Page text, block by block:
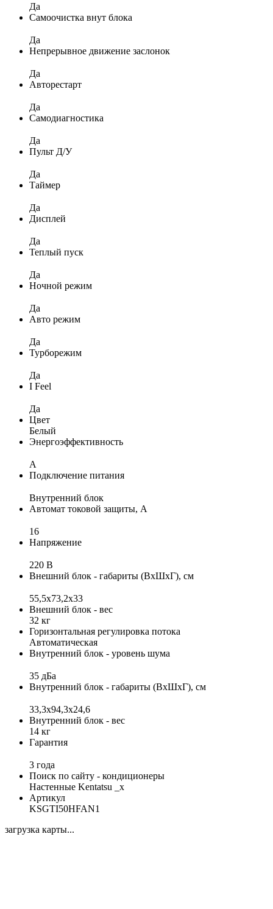
Да
Самоочистка внут блока
Да
Непрерывное движение заслонок
Да
Авторестарт
Да
Самодиагностика
Да
Пульт Д/У
Да
Таймер
Да
Дисплей
Да
Теплый пуск
Да
Ночной режим
Да
Авто режим
Да
Турборежим
Да
I Feel
Да
Цвет
Белый
Энергоэффективность
A
Подключение питания
Внутренний блок
Автомат токовой защиты, А
16
Напряжение
220 В
Внешний блок - габариты (ВхШхГ), см
55,5х73,2х33
Внешний блок - вес
32 кг
Горизонтальная регулировка потока
Автоматическая
Внутренний блок - уровень шума
35 дБа
Внутренний блок - габариты (ВхШхГ), см
33,3x94,3x24,6
Внутренний блок - вес
14 кг
Гарантия
3 года
Поиск по сайту - кондиционеры
Настенные Kentatsu _x
Артикул
KSGTI50HFAN1
загрузка карты...